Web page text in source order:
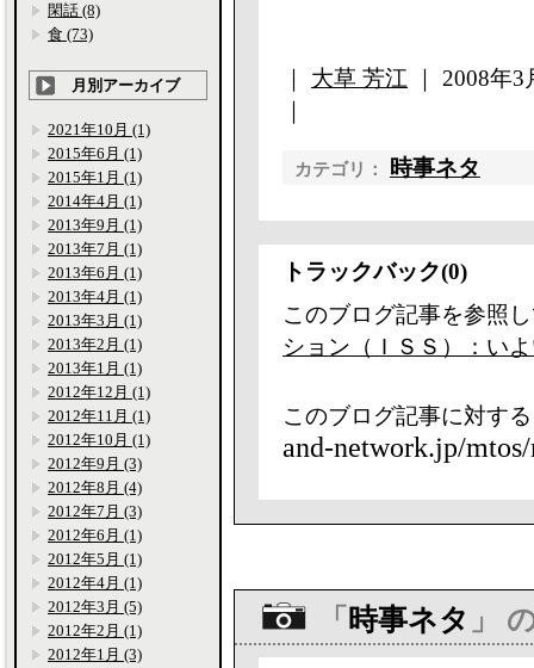
大草 芳江 ｜ 2008年
カテゴリ： 時事ネタ
トラックバック(0)
このブログ記事を参照
ション（ＩＳＳ）：い
このブログ記事に対す
and-network.jp/
「 時事ネタ 」
閑話 (8)
食 (73)
月別アーカイブ
2021年10月 (1)
2015年6月 (1)
2015年1月 (1)
2014年4月 (1)
2013年9月 (1)
2013年7月 (1)
2013年6月 (1)
2013年4月 (1)
2013年3月 (1)
2013年2月 (1)
2013年1月 (1)
2012年12月 (1)
2012年11月 (1)
2012年10月 (1)
2012年9月 (3)
2012年8月 (4)
2012年7月 (3)
2012年6月 (1)
2012年5月 (1)
2012年4月 (1)
2012年3月 (5)
2012年2月 (1)
2012年1月 (3)